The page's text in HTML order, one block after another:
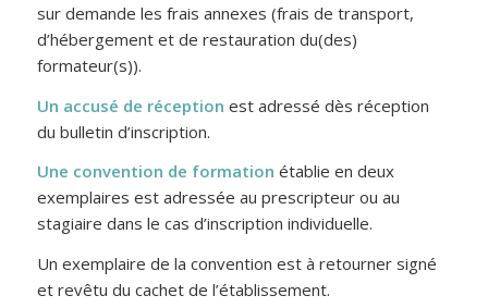
sur demande les frais annexes (frais de transport,
d’hébergement et de restauration du(des)
formateur(s)).
Un accusé de réception est adressé dès réception
du bulletin d’inscription.
Une convention de formation établie en deux
exemplaires est adressée au prescripteur ou au
stagiaire dans le cas d’inscription individuelle.
Un exemplaire de la convention est à retourner signé
et revêtu du cachet de l’établissement.